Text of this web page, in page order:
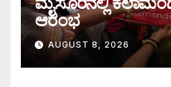
ಆರಂಭ
AUGUST 8, 2026